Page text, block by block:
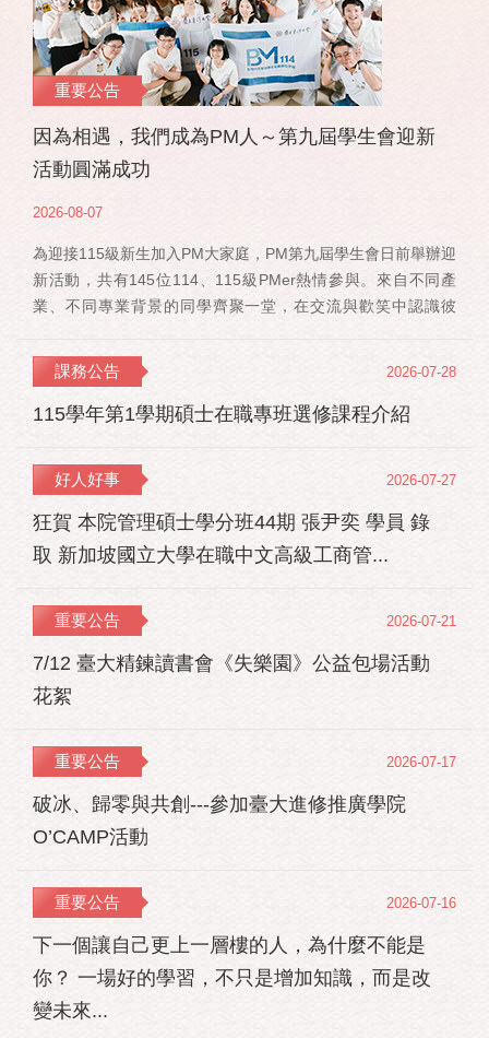
重要公告
因為相遇，我們成為PM人～第九屆學生會迎新
活動圓滿成功
2026-08-07
為迎接115級新生加入PM大家庭，PM第九屆學生會日前舉辦迎
新活動，共有145位114、115級PMer熱情參與。來自不同產
業、不同專業背景的同學齊聚一堂，在交流與歡笑中認識彼
謝郭佳瑋院長、PMBA孔令傑主任及PMBM何佳安主任蒞臨現
場，給予115 級新生勉勵與祝福；PMLBA謝煜偉主任雖人在國
外進修，也特別捎來祝福，為即將...
課務公告
115學年第1學期碩士在職專班選修課程介紹
2026-07-28
好人好事
狂賀 本院管理碩士學分班44期 張尹奕 學員 錄
取 新加坡國立大學在職中文高級工商管...
2026-07-27
重要公告
7/12 臺大精鍊讀書會《失樂園》公益包場活動
花絮
2026-07-21
重要公告
破冰、歸零與共創---參加臺大進修推廣學院
O’CAMP活動
2026-07-17
重要公告
下一個讓自己更上一層樓的人，為什麼不能是
你？ 一場好的學習，不只是增加知識，而是改
變未來...
2026-07-16